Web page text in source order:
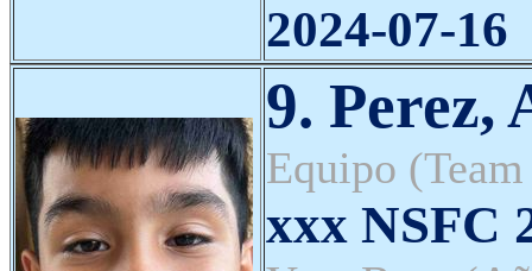
2024-07-16
9. Perez,
Equipo
xxx NSFC